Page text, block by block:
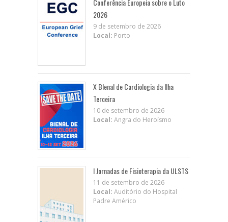
Conferência Europeia sobre o Luto
2026
9 de setembro de 2026
Local: Porto
X BIenal de Cardiologia da Ilha
Terceira
10 de setembro de 2026
Local: Angra do Heroísmo
I Jornadas de Fisioterapia da ULSTS
11 de setembro de 2026
Local: Auditório do Hospital
Padre Américo